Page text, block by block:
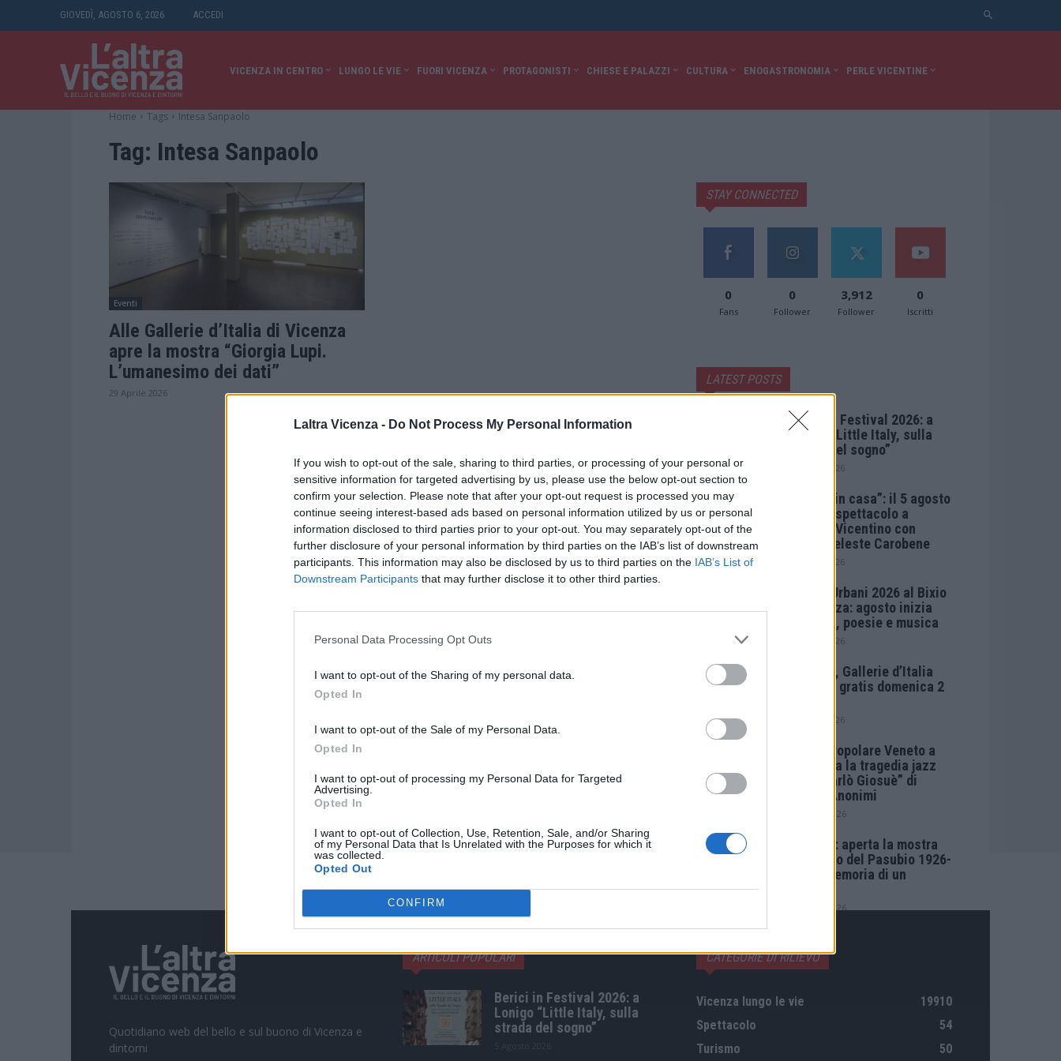
Laltra Vicenza - Do Not Process My Personal Information
If you wish to opt-out of the sale, sharing to third parties, or processing of your personal or
sensitive information for targeted advertising by us, please use the below opt-out section to
confirm your selection. Please note that after your opt-out request is processed you may
continue seeing interest-based ads based on personal information utilized by us or personal
information disclosed to third parties prior to your opt-out. You may separately opt-out of the
further disclosure of your personal information by third parties on the IAB’s list of downstream
participants. This information may also be disclosed by us to third parties on the IAB’s List of
Downstream Participants that may further disclose it to other third parties.
Personal Data Processing Opt Outs
I want to opt-out of the Sharing of my personal data.
Opted In
I want to opt-out of the Sale of my Personal Data.
Opted In
I want to opt-out of processing my Personal Data for Targeted
Advertising.
Opted In
I want to opt-out of Collection, Use, Retention, Sale, and/or Sharing
of my Personal Data that Is Unrelated with the Purposes for which it
was collected.
Opted Out
CONFIRM
GIOVEDÌ, AGOSTO 6, 2026 ACCEDI
VICENZA IN CENTRO LUNGO LE VIE FUORI VICENZA PROTAGONISTI CHIESE E PALAZZI CULTURA ENOGASTRONOMIA PERLE VICENTINE
Home Tags Intesa Sanpaolo
Tag: Intesa Sanpaolo
Eventi
Alle Gallerie d’Italia di Vicenza
apre la mostra “Giorgia Lupi.
L’umanesimo dei dati”
29 Aprile 2026
STAY CONNECTED
0
Fans
0
Follower
3,912
Follower
0
Iscritti
LATEST POSTS
Berici in Festival 2026: a
Lonigo “Little Italy, sulla
strada del sogno”
5 Agosto 2026
“Teatro in casa”: il 5 agosto
il primo spettacolo a
Marano Vicentino con
Maria Celeste Carobene
4 Agosto 2026
Salotti Urbani 2026 al Bixio
di Vicenza: agosto inizia
con libri, poesie e musica
3 Agosto 2026
Vicenza, Gallerie d’Italia
aperta e gratis domenica 2
1 Agosto 2026
Teatro Popolare Veneto a
Val Liona la tragedia jazz
“Così parlò Giosuè” di
Artisti Anonimi
31 Luglio 2026
Vicenza: aperta la mostra
“Sacrario del Pasubio 1926-
2026. Memoria di un
30 Luglio 2026
Quotidiano web del bello e sul buono di Vicenza e
dintorni
ARTICOLI POPOLARI
Berici in Festival 2026: a
Lonigo “Little Italy, sulla
strada del sogno”
CATEGORIE DI RILIEVO
Vicenza lungo le vie
19910
Spettacolo
54
Turismo
50